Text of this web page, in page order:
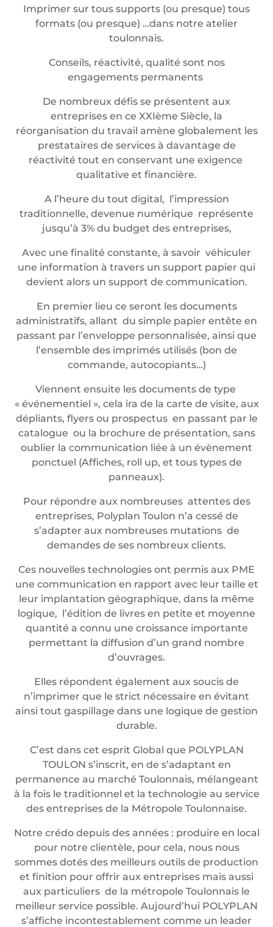
Imprimer sur tous supports (ou presque) tous
formats (ou presque) …dans notre atelier
toulonnais.
Conseils, réactivité, qualité sont nos
engagements permanents
De nombreux défis se présentent aux
entreprises en ce XXIème Siècle, la
réorganisation du travail amène globalement les
prestataires de services à davantage de
réactivité tout en conservant une exigence
qualitative et financière.
A l’heure du tout digital, l’impression
traditionnelle, devenue numérique représente
jusqu’à 3% du budget des entreprises,
Avec une finalité constante, à savoir véhiculer
une information à travers un support papier qui
devient alors un support de communication.
En premier lieu ce seront les documents
administratifs, allant du simple papier entête en
passant par l’enveloppe personnalisée, ainsi que
l’ensemble des imprimés utilisés (bon de
commande, autocopiants…)
Viennent ensuite les documents de type
« événementiel », cela ira de la carte de visite, aux
dépliants, flyers ou prospectus en passant par le
catalogue ou la brochure de présentation, sans
oublier la communication liée à un évènement
ponctuel (Affiches, roll up, et tous types de
panneaux).
Pour répondre aux nombreuses attentes des
entreprises, Polyplan Toulon n’a cessé de
s’adapter aux nombreuses mutations de
demandes de ses nombreux clients.
Ces nouvelles technologies ont permis aux PME
une communication en rapport avec leur taille et
leur implantation géographique, dans la même
logique, l’édition de livres en petite et moyenne
quantité a connu une croissance importante
permettant la diffusion d’un grand nombre
d’ouvrages.
Elles répondent également aux soucis de
n’imprimer que le strict nécessaire en évitant
ainsi tout gaspillage dans une logique de gestion
durable.
C’est dans cet esprit Global que POLYPLAN
TOULON s’inscrit, en de s’adaptant en
permanence au marché Toulonnais, mélangeant
à la fois le traditionnel et la technologie au service
des entreprises de la Métropole Toulonnaise.
Notre crédo depuis des années : produire en local
pour notre clientèle, pour cela, nous nous
sommes dotés des meilleurs outils de production
et finition pour offrir aux entreprises mais aussi
aux particuliers de la métropole Toulonnais le
meilleur service possible. Aujourd’hui POLYPLAN
s’affiche incontestablement comme un leader